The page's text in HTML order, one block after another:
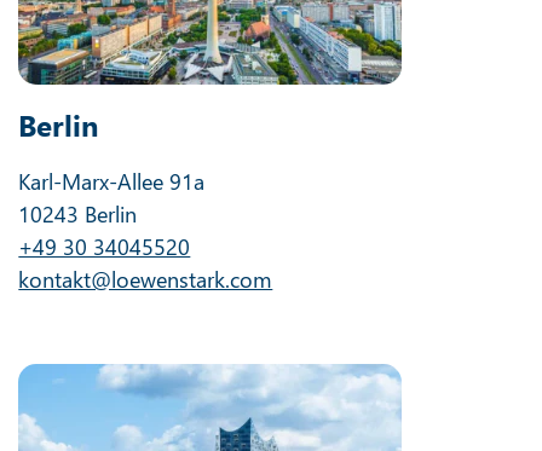
Berlin
Karl-Marx-Allee 91a
10243 Berlin
+49 30 34045520
kontakt@loewenstark.com